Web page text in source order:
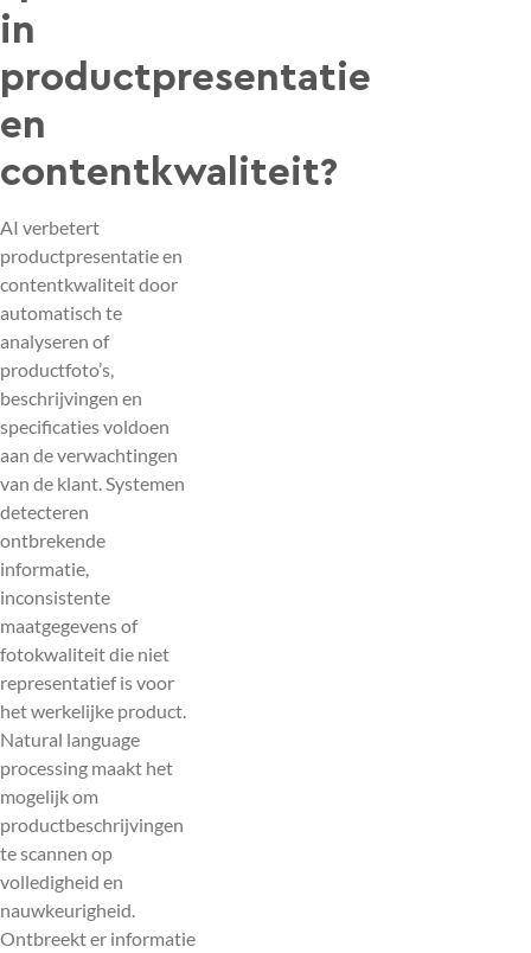
in
productpresentatie
en
contentkwaliteit?
AI verbetert
productpresentatie en
contentkwaliteit door
automatisch te
analyseren of
productfoto’s,
beschrijvingen en
specificaties voldoen
aan de verwachtingen
van de klant. Systemen
detecteren
ontbrekende
informatie,
inconsistente
maatgegevens of
fotokwaliteit die niet
representatief is voor
het werkelijke product.
Natural language
processing maakt het
mogelijk om
productbeschrijvingen
te scannen op
volledigheid en
nauwkeurigheid.
Ontbreekt er informatie